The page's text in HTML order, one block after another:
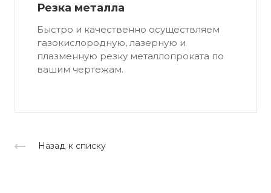
Резка металла
Быстро и качественно осуществляем
газокислородную, лазерную и
плазменную резку металлопроката по
вашим чертежам.
Назад к списку